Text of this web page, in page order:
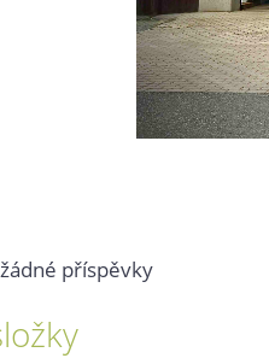
příspěvky